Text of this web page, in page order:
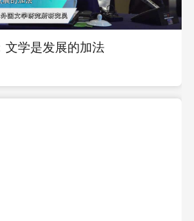
文学是发展的加法